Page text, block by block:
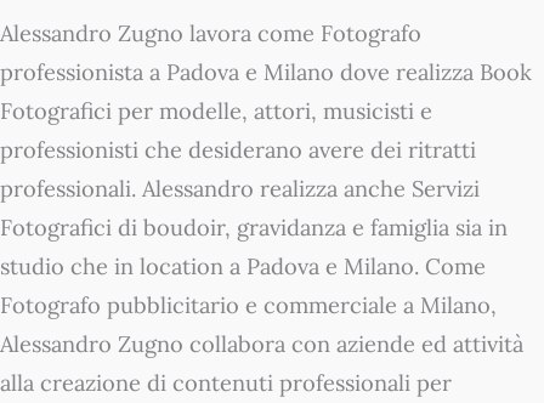
Alessandro Zugno lavora come Fotografo
professionista a Padova e Milano dove realizza Book
Fotografici per modelle, attori, musicisti e
professionisti che desiderano avere dei ritratti
professionali. Alessandro realizza anche Servizi
Fotografici di boudoir, gravidanza e famiglia sia in
studio che in location a Padova e Milano. Come
Fotografo pubblicitario e commerciale a Milano,
Alessandro Zugno collabora con aziende ed attività
alla creazione di contenuti professionali per